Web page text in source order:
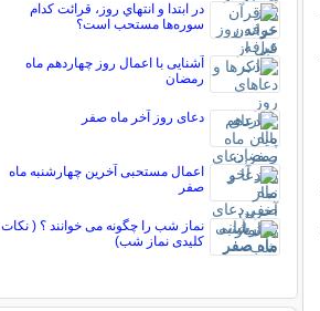
در ابتدا و انتهاي روز، قرائت كدام
سوره‌ها مستحب است؟
آشنایی با اعمال روز چهاردهم ماه
رمضان
دعای روز آخر ماه صفر
اعمال مستحبی آخرین چهارشنبه ماه
صفر
نماز شب را چگونه می خوانند ؟ ( نکات
کلیدی نماز شب)